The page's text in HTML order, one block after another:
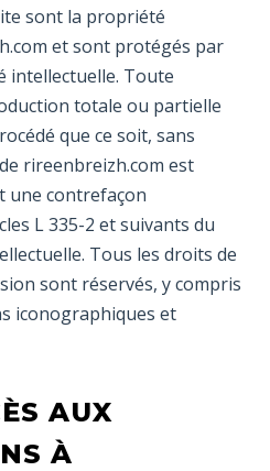
sont la propriété
et sont protégés par
intellectuelle. Toute
totale ou partielle
que ce soit, sans
rireenbreizh.com est
une contrefaçon
L 335-2 et suivants du
Tous les droits de
sont réservés, y compris
iconographiques et
AUX
À